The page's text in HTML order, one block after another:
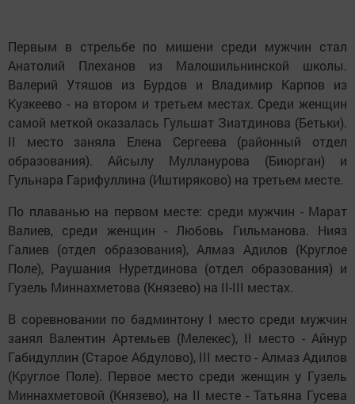
Первым в стрельбе по мишени среди мужчин стал
Анатолий Плеханов из Малошильнинской школы.
Валерий Утяшов из Бурдов и Владимир Карпов из
Кузкеево - на втором и третьем местах. Среди женщин
самой меткой оказалась Гульшат Зиатдинова (Бетьки).
II место заняла Елена Сергеева (районный отдел
образования). Айсылу Мулланурова (Биюрган) и
Гульнара Гарифуллина (Иштиряково) на третьем месте.
По плаванью на первом месте: среди мужчин - Марат
Валиев, среди женщин - Любовь Гильманова. Нияз
Галиев (отдел образования), Алмаз Адилов (Круглое
Поле), Раушания Нуретдинова (отдел образования) и
Гузель Миннахметова (Князево) на II-III местах.
В соревновании по бадминтону I место среди мужчин
занял Валентин Артемьев (Мелекес), II место - Айнур
Габидуллин (Старое Абдулово), III место - Алмаз Адилов
(Круглое Поле). Первое место среди женщин у Гузель
Миннахметовой (Князево), на II месте - Татьяна Гусева